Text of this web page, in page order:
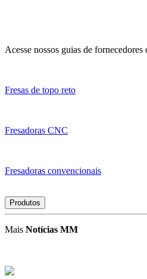
Acesse nossos guias de fornecedores
Fresas de topo reto
Fresadoras CNC
Fresadoras convencionais
Produtos
Mais Notícias MM